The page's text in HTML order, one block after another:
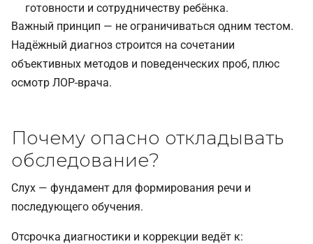
готовности и сотрудничеству ребёнка.
Важный принцип — не ограничиваться одним тестом.
Надёжный диагноз строится на сочетании
объективных методов и поведенческих проб, плюс
осмотр ЛОР-врача.
Почему опасно откладывать
обследование?
Слух — фундамент для формирования речи и
последующего обучения.
Отсрочка диагностики и коррекции ведёт к: